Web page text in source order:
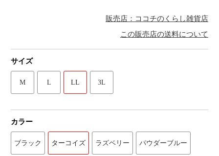
販売店：ココチのくらし雑貨店
この販売店の送料について
サイズ
M L LL 3L
カラー
ブラック ターコイズ ラズベリー パウダーブルー